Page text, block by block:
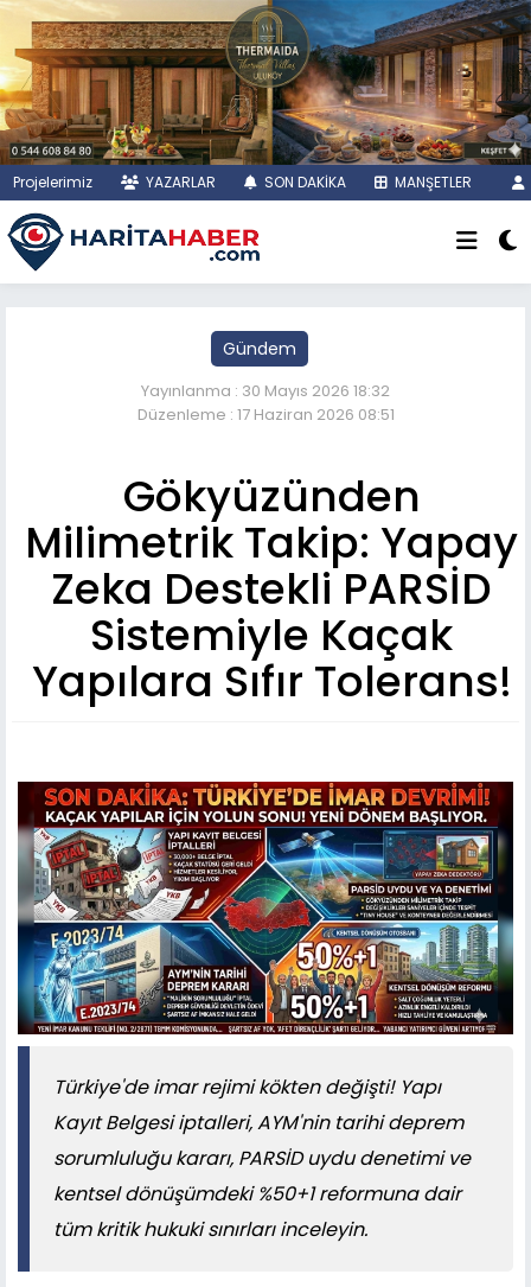
Projelerimiz YAZARLAR SON DAKİKA MANŞETLER
Gündem
Yayınlanma : 30 Mayıs 2026 18:32
Düzenleme : 17 Haziran 2026 08:51
Gökyüzünden
Milimetrik Takip: Yapay
Zeka Destekli PARSİD
Sistemiyle Kaçak
Yapılara Sıfır Tolerans!
Türkiye'de imar rejimi kökten değişti! Yapı
Kayıt Belgesi iptalleri, AYM'nin tarihi deprem
sorumluluğu kararı, PARSİD uydu denetimi ve
kentsel dönüşümdeki %50+1 reformuna dair
tüm kritik hukuki sınırları inceleyin.